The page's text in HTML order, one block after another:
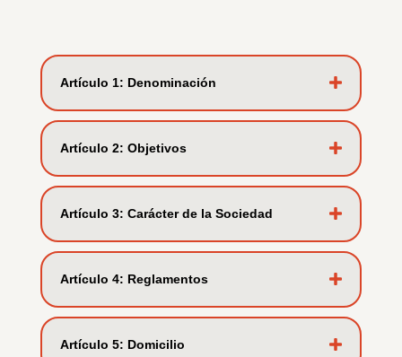
Artículo 1: Denominación
Artí­culo 2: Objetivos
Artí­culo 3: Carácter de la Sociedad
Artí­culo 4: Reglamentos
Artí­culo 5: Domicilio